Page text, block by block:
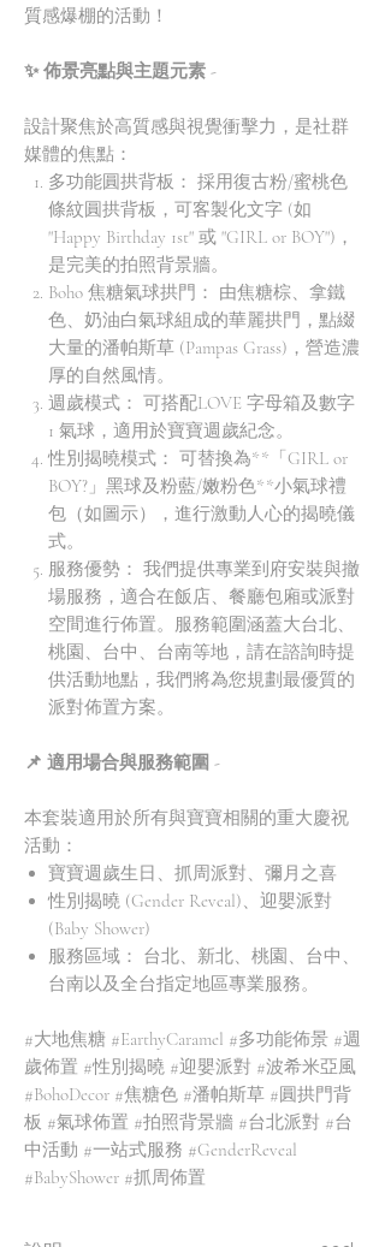
質感爆棚的活動！
✨ 佈景亮點與主題元素 -
設計聚焦於高質感與視覺衝擊力，是社群
媒體的焦點：
多功能圓拱背板： 採用復古粉/蜜桃色
條紋圓拱背板，可客製化文字 (如
"Happy Birthday 1st" 或 "GIRL or BOY")，
是完美的拍照背景牆。
Boho 焦糖氣球拱門： 由焦糖棕、拿鐵
色、奶油白氣球組成的華麗拱門，點綴
大量的潘帕斯草 (Pampas Grass)，營造濃
厚的自然風情。
週歲模式： 可搭配LOVE 字母箱及數字
1 氣球，適用於寶寶週歲紀念。
性別揭曉模式： 可替換為**「GIRL or
BOY?」黑球及粉藍/嫩粉色**小氣球禮
包（如圖示），進行激動人心的揭曉儀
式。
服務優勢： 我們提供專業到府安裝與撤
場服務，適合在飯店、餐廳包廂或派對
空間進行佈置。服務範圍涵蓋大台北、
桃園、台中、台南等地，請在諮詢時提
供活動地點，我們將為您規劃最優質的
派對佈置方案。
📌 適用場合與服務範圍 -
本套裝適用於所有與寶寶相關的重大慶祝
活動：
寶寶週歲生日、抓周派對、彌月之喜
性別揭曉 (Gender Reveal)、迎嬰派對
(Baby Shower)
服務區域： 台北、新北、桃園、台中、
台南以及全台指定地區專業服務。
#大地焦糖 #EarthyCaramel #多功能佈景 #週
歲佈置 #性別揭曉 #迎嬰派對 #波希米亞風
#BohoDecor #焦糖色 #潘帕斯草 #圓拱門背
板 #氣球佈置 #拍照背景牆 #台北派對 #台
中活動 #一站式服務 #GenderReveal
#BabyShower #抓周佈置